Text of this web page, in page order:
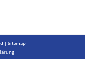
| Sitemap